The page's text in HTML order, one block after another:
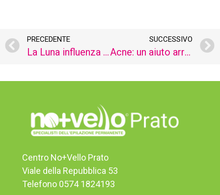
PRECEDENTE
La Luna influenza davvero la crescita dei peli superflui?
SUCCESSIVO
Acne: un aiuto arriva dagli ultrasuoni
Centro No+Vello Prato
Viale della Repubblica 53
Telefono 0574 1824193